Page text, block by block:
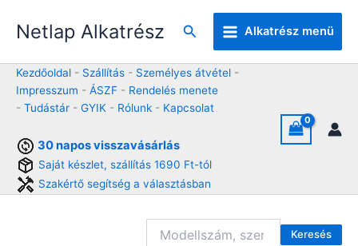
Netlap Alkatrész Keresés Alkatrész menü
Kezdőoldal - Szállítás - Személyes átvétel -
Impresszum - ÁSZF - Rendelés menete
- Tudástár - GYIK - Rólunk - Kapcsolat
30 napos visszavásárlás
Saját készlet, szállítás 1690 Ft-tól
Szakértő segítség a választásban
Keresés